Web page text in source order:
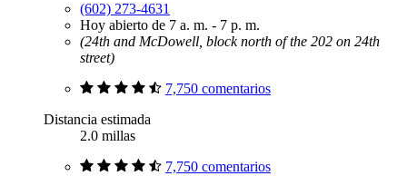
(602) 273-4631
Hoy abierto de 7 a. m. - 7 p. m.
(24th and McDowell, block north of the 202 on 24th
street)
7,750 comentarios
Distancia estimada
2.0 millas
7,750 comentarios